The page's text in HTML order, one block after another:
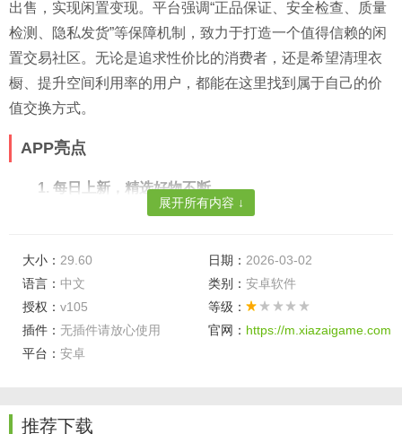
出售，实现闲置变现。平台强调“正品保证、安全检查、质量
检测、隐私发货”等保障机制，致力于打造一个值得信赖的闲
置交易社区。无论是追求性价比的消费者，还是希望清理衣
橱、提升空间利用率的用户，都能在这里找到属于自己的价
值交换方式。
APP亮点
1. 每日上新，精选好物不断
2. 月销排行与热卖榜单
通过数据统计展示月销排行与热卖单品，帮助用户快速
锁定受欢迎商品，购物决策更高效。
展开所有内容 ↓
大小： 29.60 日期： 2026-03-02
语言： 中文 类别： 安卓软件
授权： v105
等级：
插件： 无插件请放心使用 官网： https://m.xiazaigame.com
平台： 安卓
推荐下载